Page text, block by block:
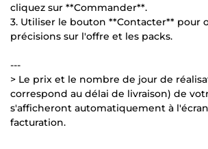
cliquez sur **Commander**.
3. Utiliser le bouton **Contacter** pour
précisions sur l'offre et les packs.
---
> Le prix et le nombre de jour de
correspond au délai de livraison) de
s'afficheront automatiquement à
facturation.